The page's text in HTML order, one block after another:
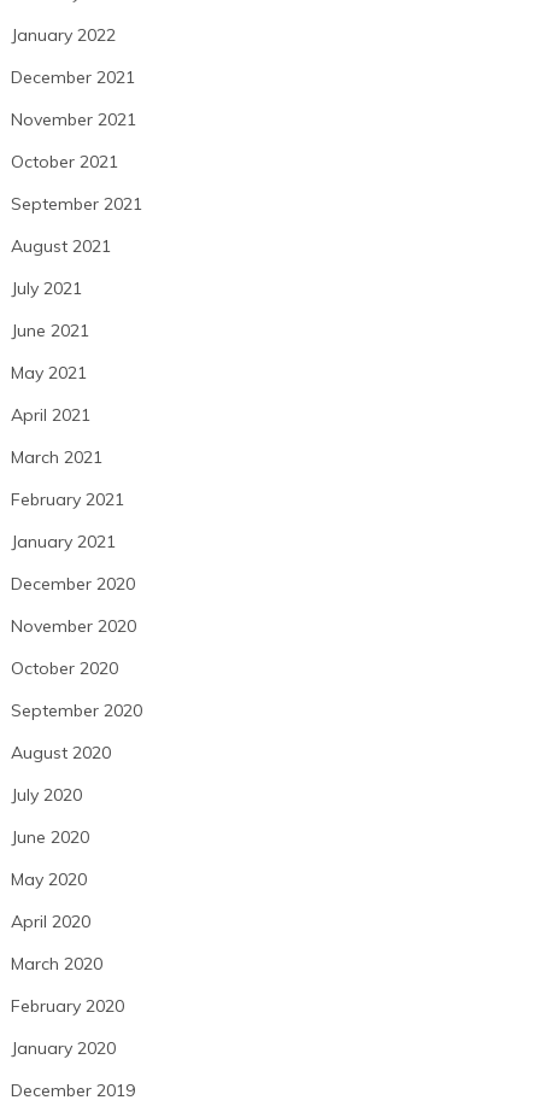
January 2022
December 2021
November 2021
October 2021
September 2021
August 2021
July 2021
June 2021
May 2021
April 2021
March 2021
February 2021
January 2021
December 2020
November 2020
October 2020
September 2020
August 2020
July 2020
June 2020
May 2020
April 2020
March 2020
February 2020
January 2020
December 2019